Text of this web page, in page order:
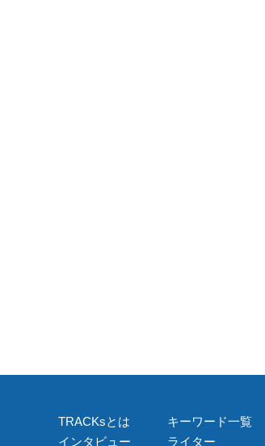
TRACKsとは
インタビュー
キーワード一覧
ライター